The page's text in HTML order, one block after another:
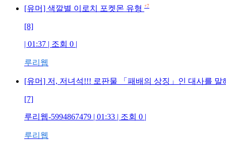
[유머] 색깔별 이로치 포켓몬 유형 +7
[8]
| 01:37 | 조회 0 |
루리웹
[유머] 저, 저녀석!!! 로판물 「패배의 상징」인 대사를 말
[7]
루리웹-5994867479 | 01:33 | 조회 0 |
루리웹